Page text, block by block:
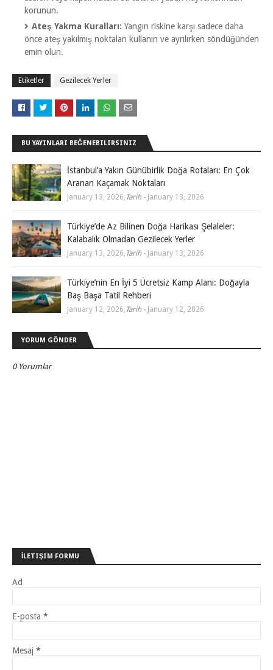
korunun.
Ateş Yakma Kuralları: Yangın riskine karşı sadece daha
önce ateş yakılmış noktaları kullanın ve ayrılırken söndüğünden
emin olun.
Etiketler Gezilecek Yerler
BU YAYINLARI BEĞENEBILIRSINIZ
İstanbul’a Yakın Günübirlik Doğa Rotaları: En Çok
Aranan Kaçamak Noktaları
January 13, 2026, Tarih - January 13, 2026
Türkiye’de Az Bilinen Doğa Harikası Şelaleler:
Kalabalık Olmadan Gezilecek Yerler
January 13, 2026, Tarih - January 13, 2026
Türkiye’nin En İyi 5 Ücretsiz Kamp Alanı: Doğayla
Baş Başa Tatil Rehberi
January 12, 2026, Tarih - January 12, 2026
YORUM GÖNDER
0 Yorumlar
İLETIŞIM FORMU
Ad
E-posta *
Mesaj *